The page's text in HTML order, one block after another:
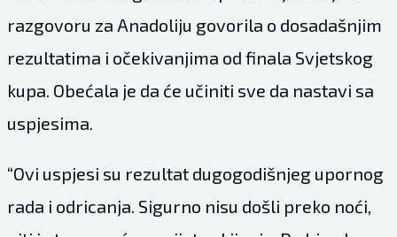
razgovoru za Anadoliju govorila o dosadašnjim
rezultatima i očekivanjima od finala Svjetskog
kupa. Obećala je da će učiniti sve da nastavi sa
uspjesima.
“Ovi uspjesi su rezultat dugogodišnjeg upornog
rada i odricanja. Sigurno nisu došli preko noći,